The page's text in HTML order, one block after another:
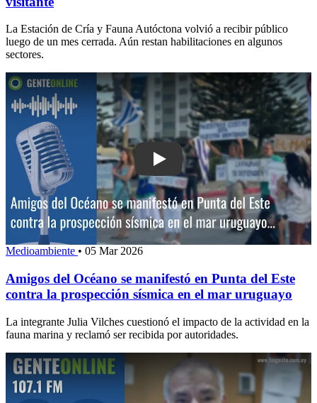
La Estación de Cría y Fauna Autóctona volvió a recibir público
luego de un mes cerrada. Aún restan habilitaciones en algunos
sectores.
Play: Amigos del Océano se
Medioambiente • 05 Mar 2026
Amigos del Océano se manifestó en Punta del Este
contra la prospección sísmica en el mar uruguayo
La integrante Julia Vilches cuestionó el impacto de la actividad en la
fauna marina y reclamó ser recibida por autoridades.